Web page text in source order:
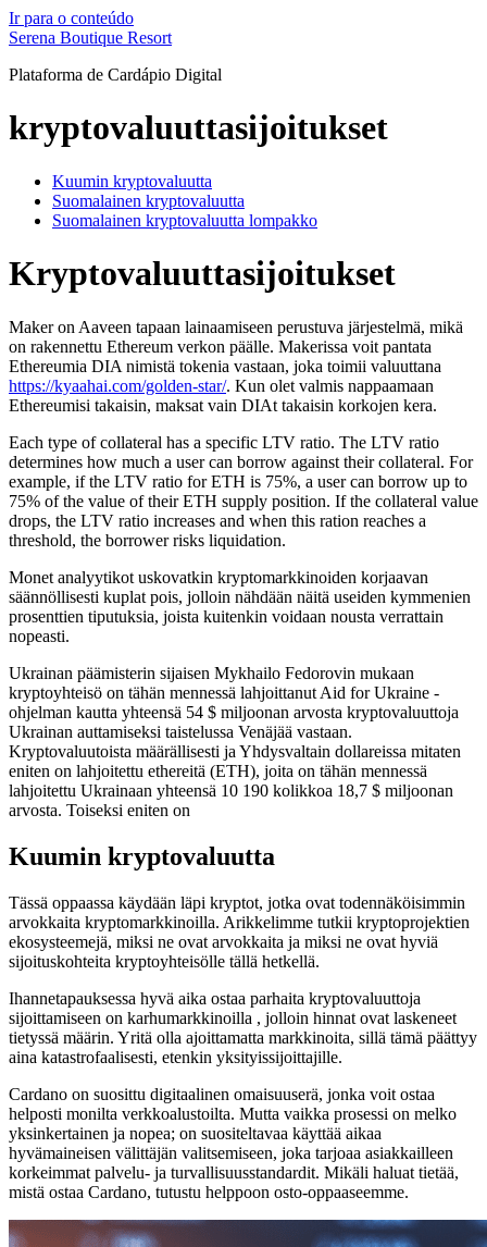
Ir para o conteúdo
Serena Boutique Resort
Plataforma de Cardápio Digital
kryptovaluuttasijoitukset
Kuumin kryptovaluutta
Suomalainen kryptovaluutta
Suomalainen kryptovaluutta lompakko
Kryptovaluuttasijoitukset
Maker on Aaveen tapaan lainaamiseen perustuva järjestelmä, mikä
on rakennettu Ethereum verkon päälle. Makerissa voit pantata
Ethereumia DIA nimistä tokenia vastaan, joka toimii valuuttana
https://kyaahai.com/golden-star/. Kun olet valmis nappaamaan
Ethereumisi takaisin, maksat vain DIAt takaisin korkojen kera.
Each type of collateral has a specific LTV ratio. The LTV ratio
determines how much a user can borrow against their collateral. For
example, if the LTV ratio for ETH is 75%, a user can borrow up to
75% of the value of their ETH supply position. If the collateral value
drops, the LTV ratio increases and when this ration reaches a
threshold, the borrower risks liquidation.
Monet analyytikot uskovatkin kryptomarkkinoiden korjaavan
säännöllisesti kuplat pois, jolloin nähdään näitä useiden kymmenien
prosenttien tiputuksia, joista kuitenkin voidaan nousta verrattain
nopeasti.
Ukrainan päämisterin sijaisen Mykhailo Fedorovin mukaan
kryptoyhteisö on tähän mennessä lahjoittanut Aid for Ukraine -
ohjelman kautta yhteensä 54 $ miljoonan arvosta kryptovaluuttoja
Ukrainan auttamiseksi taistelussa Venäjää vastaan.
Kryptovaluutoista määrällisesti ja Yhdysvaltain dollareissa mitaten
eniten on lahjoitettu ethereitä (ETH), joita on tähän mennessä
lahjoitettu Ukrainaan yhteensä 10 190 kolikkoa 18,7 $ miljoonan
arvosta. Toiseksi eniten on
Kuumin kryptovaluutta
Tässä oppaassa käydään läpi kryptot, jotka ovat todennäköisimmin
arvokkaita kryptomarkkinoilla. Arikkelimme tutkii kryptoprojektien
ekosysteemejä, miksi ne ovat arvokkaita ja miksi ne ovat hyviä
sijoituskohteita kryptoyhteisölle tällä hetkellä.
Ihannetapauksessa hyvä aika ostaa parhaita kryptovaluuttoja
sijoittamiseen on karhumarkkinoilla , jolloin hinnat ovat laskeneet
tietyssä määrin. Yritä olla ajoittamatta markkinoita, sillä tämä päättyy
aina katastrofaalisesti, etenkin yksityissijoittajille.
Cardano on suosittu digitaalinen omaisuuserä, jonka voit ostaa
helposti monilta verkkoalustoilta. Mutta vaikka prosessi on melko
yksinkertainen ja nopea; on suositeltavaa käyttää aikaa
hyvämaineisen välittäjän valitsemiseen, joka tarjoaa asiakkailleen
korkeimmat palvelu- ja turvallisuusstandardit. Mikäli haluat tietää,
mistä ostaa Cardano, tutustu helppoon osto-oppaaseemme.